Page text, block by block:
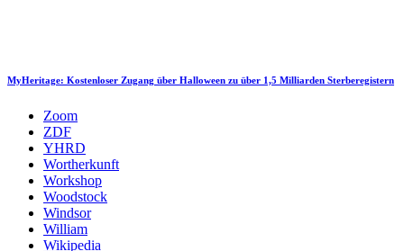
MyHeritage: Kostenloser Zugang über Halloween zu über 1,5 Milliarden Sterberegistern
Zoom
ZDF
YHRD
Wortherkunft
Workshop
Woodstock
Windsor
William
Wikipedia